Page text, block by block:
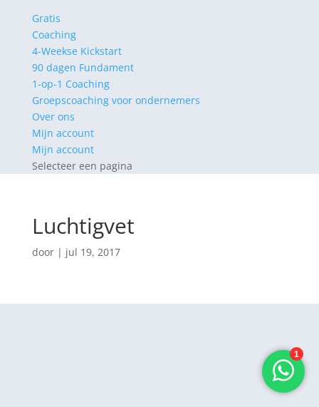
Gratis
Coaching
4-Weekse Kickstart
90 dagen Fundament
1-op-1 Coaching
Groepscoaching voor ondernemers
Over ons
Mijn account
Mijn account
Selecteer een pagina
Luchtigvet
door | jul 19, 2017